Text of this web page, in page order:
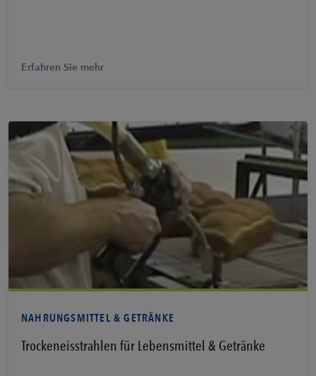
Erfahren Sie mehr
NAHRUNGSMITTEL & GETRÄNKE
Trockeneisstrahlen für Lebensmittel & Getränke
Erfahren Sie mehr